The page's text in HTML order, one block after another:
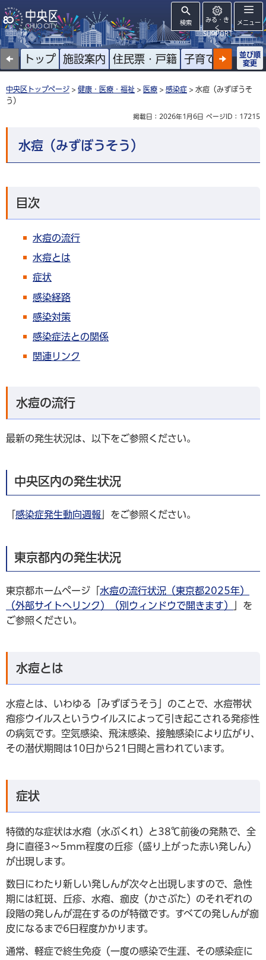
検索
みる・き
く
SUPPORT
メニュー
トップ 施設案内 住民票・戸籍 子育て 高齢者
並び順
変更
中央区トップページ > 健康・医療・福祉 > 医療 > 感染症 > 水痘（みずぼうそ
う）
掲載日：2026年1月6日 ページID：17215
水痘（みずぼうそう）
目次
水痘の流行
水痘とは
症状
感染経路
感染対策
感染症法との関係
関連リンク
水痘の流行
最新の発生状況は、以下をご参照ください。
中央区内の発生状況
感染症発生動向週報 」をご参照ください。
東京都内の発生状況
東京都ホームページ「 水痘の流行状況（東京都2025年）
（外部サイトへリンク）（別ウィンドウで開きます）
」を
ご参照ください。
水痘とは
水痘とは、いわゆる「みずぼうそう」のことで、水痘帯状
疱疹ウイルスというウイルスによって引き起こされる発疹性
の病気です。空気感染、飛沫感染、接触感染により広がり、
その潜伏期間は10日から21日間と言われています。
症状
特徴的な症状は水疱（水ぶくれ）と38℃前後の発熱で、全
身に直径3～5mm程度の丘疹（盛り上がった赤い発しん）
が出現します。
数日にわたり新しい発しんが次々と出現しますので、急性
期には紅斑、丘疹、水疱、痂皮（かさぶた）のそれぞれの
段階の発しんが混在するのが特徴です。すべての発しんが痂
皮になるまで6日程度かかります。
通常、軽症で終生免疫（一度の感染で生涯、その感染症に